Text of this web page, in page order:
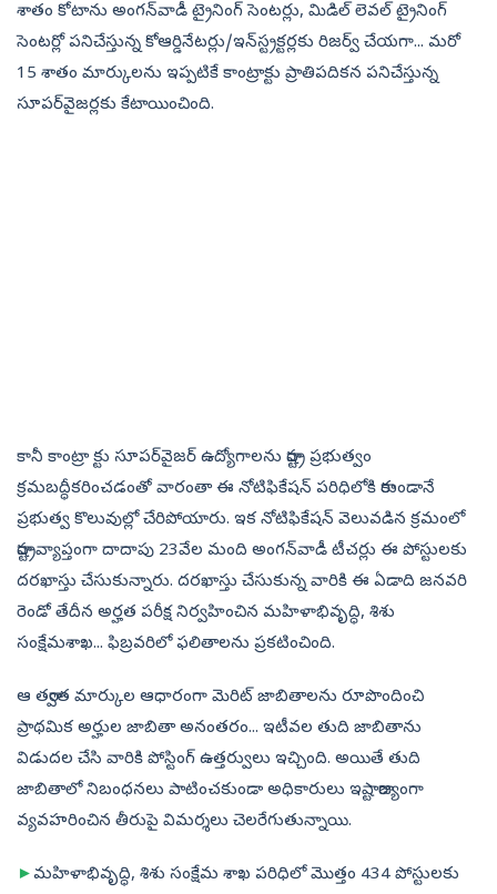
శాతం కోటాను అంగన్‌వాడీ ట్రైనింగ్‌ సెంటర్లు, మిడిల్‌ లెవల్‌ ట్రైనింగ్‌
సెంటర్లో పనిచేస్తున్న కోఆర్డినేటర్లు/ఇన్‌స్ట్రక్టర్లకు రిజర్వ్‌ చేయగా... మరో
15 శాతం మార్కులను ఇప్పటికే కాంట్రాక్టు ప్రాతిపదికన పనిచేస్తున్న
సూపర్‌వైజర్లకు కేటాయించింది.
కానీ కాంట్రా క్టు సూపర్‌వైజర్‌ ఉద్యోగాలను రాష్ట్ర ప్రభుత్వం
క్రమబద్ధీకరించడంతో వారంతా ఈ నోటిఫికేషన్‌ పరిధిలోకి రాకుండానే
ప్రభుత్వ కొలువుల్లో చేరిపోయారు. ఇక నోటిఫికేషన్‌ వెలువడిన క్రమంలో
రాష్ట్రవ్యాప్తంగా దాదాపు 23వేల మంది అంగన్‌వాడీ టీచర్లు ఈ పోస్టులకు
దరఖాస్తు చేసుకున్నారు. దరఖాస్తు చేసుకున్న వారికి ఈ ఏడాది జనవరి
రెండో తేదీన అర్హత పరీక్ష నిర్వహించిన మహిళాభివృద్ధి, శిశు
సంక్షేమశాఖ... ఫిబ్రవరిలో ఫలితాలను ప్రకటించింది.
ఆ తర్వాత మార్కుల ఆధారంగా మెరిట్‌ జాబితాలను రూపొందించి
ప్రాథమిక అర్హుల జాబితా అనంతరం... ఇటీవల తుది జాబితాను
విడుదల చేసి వారికి పోస్టింగ్‌ ఉత్తర్వులు ఇచ్చింది. అయితే తుది
జాబితాలో నిబంధనలు పాటించకుండా అధికారులు ఇష్టారాజ్యంగా
వ్యవహరించిన తీరుపై విమర్శలు చెలరేగుతున్నాయి.
►మహిళాభివృద్ధి, శిశు సంక్షేమ శాఖ పరిధిలో మొత్తం 434 పోస్టులకు